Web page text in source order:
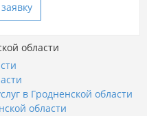
области
в Гродненской области
области